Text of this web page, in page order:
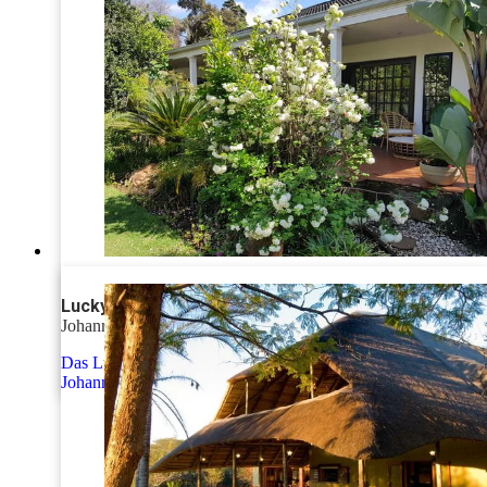
Lucky Bean Guesthouse
Johannesburg
1 Nacht
Das Lucky Bean Guesthouse liegt im Vorort Melville in
Johannesburg und verfügt über einen schönen Garten und
einen Außenpool. Ihr wohnt hier in stilvoll eingerichteten,
hellen und geräumigen Zimmern mit einer Terrasse mit
Gartenblick, Sat-TV sowie Kaffee- und Teezubehör. WLAN
nutzt ihr kostenfrei. Das Frühstück wird euch auf der Terrasse
oder im Frühstücksraum serviert. Eine Vielzahl von